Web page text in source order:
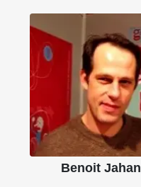
Benoit Jahan